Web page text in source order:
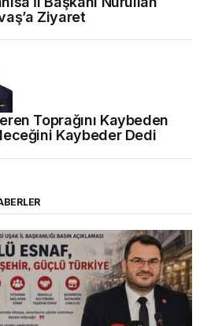
Ziyaret
Toprağını Kaybeden
Kaybeder Dedi